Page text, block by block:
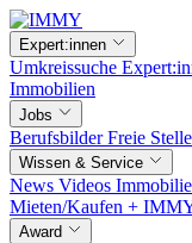
Expert:innen
Umkreissuche
Immobilien
Jobs
BerufsbilderFreie
Wissen & Service
News Videos
Mieten/Kaufen +
Award